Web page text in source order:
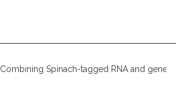
Combining Spinach-tagged RNA and gene